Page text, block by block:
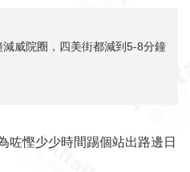
威院圈，四美街都減到5-8分鐘
咗慳少少時間踢個站出路邊日